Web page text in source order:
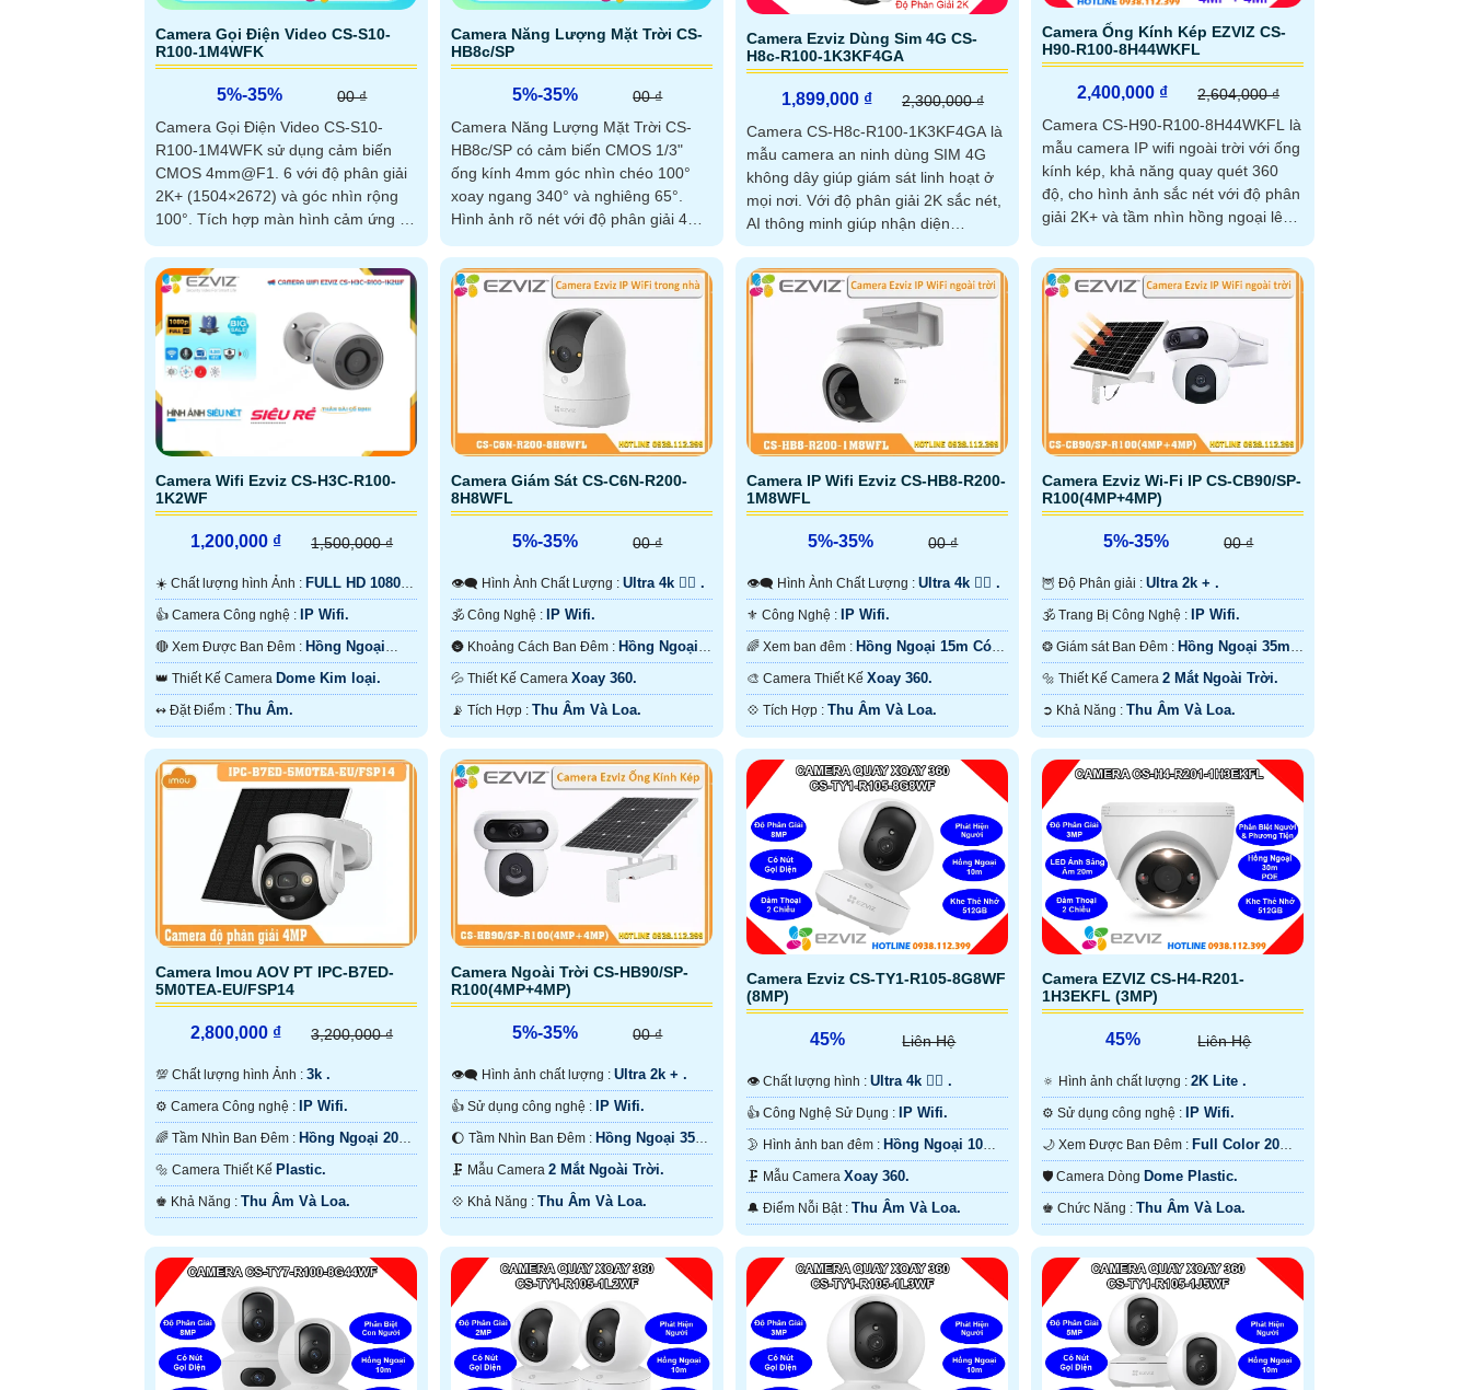
Camera Gọi Điện Video CS-S10-
R100-1M4WFK
5%-35%
00 ₫
Camera Gọi Điện Video CS-S10-
R100-1M4WFK sử dụng cảm biến
CMOS 4mm@F1. 6 với độ phân giải
2K+ (1504×2672) và góc nhìn rộng
100°. Tích hợp màn hình cảm ứng 4
Camera Năng Lượng Mặt Trời CS-
HB8c/SP
5%-35%
00 ₫
Camera Năng Lượng Mặt Trời CS-
HB8c/SP có cảm biến CMOS 1/3"
ống kính 4mm góc nhìn chéo 100°
xoay ngang 340° và nghiêng 65°.
Hình ảnh rõ nét với độ phân giải 4MP
10400mAh sạc bằng năng lượng mặt
trời và khả năng chống chịu thời tiết
bền bỉ nhờ IP65
Camera Ezviz Dùng Sim 4G CS-
H8c-R100-1K3KF4GA
1,899,000 ₫
2,300,000 ₫
Camera CS-H8c-R100-1K3KF4GA là
mẫu camera an ninh dùng SIM 4G
không dây giúp giám sát linh hoạt ở
mọi nơi. Với độ phân giải 2K sắc nét,
AI thông minh giúp nhận diện
người/xe chính xác, cùng hồng ngoại
30m và chế độ màu ban đêm
Camera Ống Kính Kép EZVIZ CS-
H90-R100-8H44WKFL
2,400,000 ₫
2,604,000 ₫
Camera CS-H90-R100-8H44WKFL là
mẫu camera IP wifi ngoài trời với ống
kính kép, khả năng quay quét 360
độ, cho hình ảnh sắc nét với độ phân
giải 2K+ và tầm nhìn hồng ngoại lên
Thiết bị tích hợp chức năng đàm
thoại 2 chiều, cảnh báo bằng đèn và
giúp hoạt động bền bỉ dưới mọi điều
kiện thời tiết Camera an ninh CS-
H90-R100-8H44WKFL là camera đa
năng kết hợp cảnh báo ngay lập tức
điện thoại
Camera Wifi Ezviz CS-H3C-R100-
1K2WF
1,200,000 ₫ 1,500,000 ₫
☀️ Chất lượng hình Ảnh : FULL HD 1080P
.
👍 Camera Công nghệ : IP Wifi.
🔴 Xem Được Ban Đêm : Hồng Ngoại
30m Hồng Ngoại Smart IR.
👑 Thiết Kế Camera Dome Kim loại.
️↭ Đặt Điểm : Thu Âm.
Camera Giám Sát CS-C6N-R200-
8H8WFL
5%-35% 00 ₫
👁️‍🗨 Hình Ành Chất Lượng : Ultra 4k 👍🏾 .
🕉️ Công Nghệ : IP Wifi.
🌚 Khoảng Cách Ban Đêm : Hồng Ngoại
10m Có Màu Ban Ðêm.
💦 Thiết Kế Camera Xoay 360.
️📡 Tích Hợp : Thu Âm Và Loa.
Camera IP Wifi Ezviz CS-HB8-R200-
1M8WFL
5%-35% 00 ₫
👁️‍🗨 Hình Ành Chất Lượng : Ultra 4k 👍🏾 .
⚜️ Công Nghệ : IP Wifi.
🌈 Xem ban đêm : Hồng Ngoại 15m Có
Màu Ban Ðêm.
🎨 Camera Thiết Kế Xoay 360.
️💠 Tích Hợp : Thu Âm Và Loa.
Camera Ezviz Wi-Fi IP CS-CB90/SP-
R100(4MP+4MP)
5%-35% 00 ₫
🦉 Độ Phân giải : Ultra 2k + .
🕉️ Trang Bị Công Nghệ : IP Wifi.
❂ Giám sát Ban Đêm : Hồng Ngoại 35m
Có Màu Ban Ðêm.
🔩 Thiết Kế Camera 2 Mắt Ngoài Trời.
️➲ Khả Năng : Thu Âm Và Loa.
Camera Imou AOV PT IPC-B7ED-
5M0TEA-EU/FSP14
2,800,000 ₫ 3,200,000 ₫
💯 Chất lượng hình Ảnh : 3k .
⚙ Camera Công nghệ : IP Wifi.
🌈 Tầm Nhìn Ban Đêm : Hồng Ngoại 20m
Hồng Ngoại SMD.
🔩 Camera Thiết Kế Plastic.
️♚ Khả Năng : Thu Âm Và Loa.
Camera Ngoài Trời CS-HB90/SP-
R100(4MP+4MP)
5%-35% 00 ₫
👁️‍🗨 Hình ảnh chất lượng : Ultra 2k + .
👍 Sử dụng công nghệ : IP Wifi.
🌔 Tầm Nhìn Ban Đêm : Hồng Ngoại 35m
Có Màu Ban Ðêm.
🗜️ Mẫu Camera 2 Mắt Ngoài Trời.
️💠 Khả Năng : Thu Âm Và Loa.
Camera Ezviz CS-TY1-R105-8G8WF
(8MP)
45% Liên Hệ
👁 Chất lượng hình : Ultra 4k 👍🏾 .
👍 Công Nghệ Sử Dụng : IP Wifi.
🌛 Hình ảnh ban đêm : Hồng Ngoại 10m
Hồng Ngoại Smart IR.
🗜️ Mẫu Camera Xoay 360.
️🔔 Điểm Nỗi Bật : Thu Âm Và Loa.
Camera EZVIZ CS-H4-R201-
1H3EKFL (3MP)
45% Liên Hệ
🔅 Hình ảnh chất lượng : 2K Lite .
⚙ Sử dụng công nghệ : IP Wifi.
🌙 Xem Được Ban Đêm : Full Color 20m
Có Màu Ban Ðêm.
🛡 Camera Dòng Dome Plastic.
️♚ Chức Năng : Thu Âm Và Loa.